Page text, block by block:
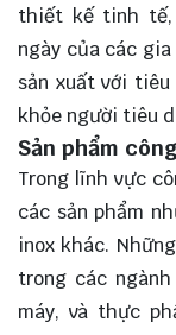
thiết kế tinh tế,
ngày của các
sản xuất với
khỏe người tiêu
Sản phẩm
Trong lĩnh vực
các sản phẩm
inox khác.
trong các
máy, và thực